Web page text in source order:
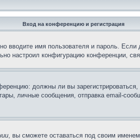
Вход на конференцию и регистрация
вводите имя пользователя и пароль.
настроил конфигурацию конференции,
должны ли вы
личные сообщения, отправка email-
, вы сможете оставаться под своим